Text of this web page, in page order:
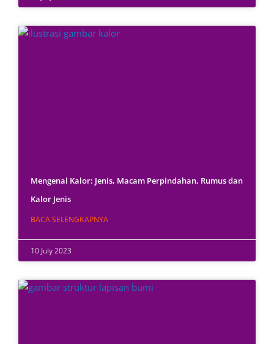
Mengenal Kalor: Jenis, Macam Perpindahan, Rumus dan
Kalor Jenis
BACA SELENGKAPNYA
10 July 2023